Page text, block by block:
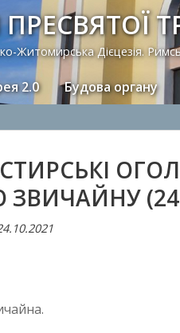
Житомирська Дієцезія.
2.0 Будова органу
ЗВИЧАЙНУ